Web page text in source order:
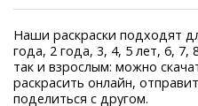
Наши раскраски подходят
года, 2 года, 3, 4, 5 лет, 6, 7,
так и взрослым: можно
раскрасить онлайн,
поделиться с другом.